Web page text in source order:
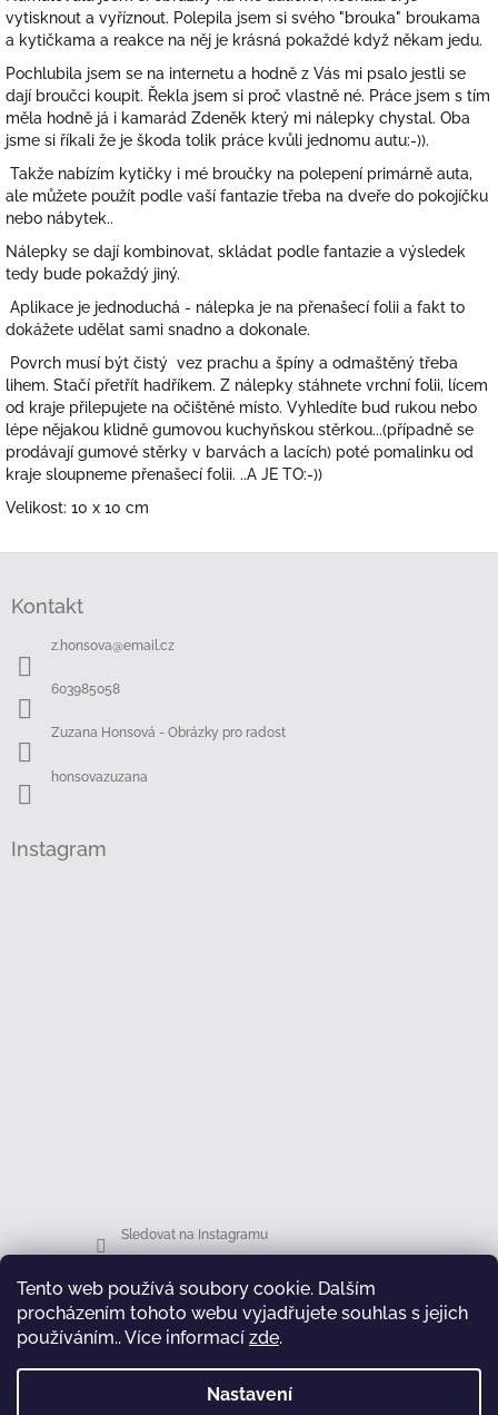
Tento web používá soubory cookie. Dalším
procházením tohoto webu vyjadřujete souhlas s jejich
používáním.. Více informací zde.
Nastavení
vytisknout a vyříznout. Polepila jsem si svého "brouka" broukama
a kytičkama a reakce na něj je krásná pokaždé když někam jedu.
Pochlubila jsem se na internetu a hodně z Vás mi psalo jestli se
dají broučci koupit. Řekla jsem si proč vlastně né. Práce jsem s tím
měla hodně já i kamarád Zdeněk který mi nálepky chystal. Oba
jsme si říkali že je škoda tolik práce kvůli jednomu autu:-)).
Takže nabízím kytičky i mé broučky na polepení primárně auta,
ale můžete použít podle vaší fantazie třeba na dveře do pokojíčku
nebo nábytek..
Nálepky se dají kombinovat, skládat podle fantazie a výsledek
tedy bude pokaždý jiný.
Aplikace je jednoduchá - nálepka je na přenašecí folii a fakt to
dokážete udělat sami snadno a dokonale.
Povrch musí být čistý vez prachu a špíny a odmaštěný třeba
lihem. Stačí přetřít hadříkem. Z nálepky stáhnete vrchní folii, lícem
od kraje přilepujete na očištěné místo. Vyhledíte bud rukou nebo
lépe nějakou klidně gumovou kuchyňskou stěrkou...(případně se
prodávají gumové stěrky v barvách a lacích) poté pomalinku od
kraje sloupneme přenašecí folii. ..A JE TO:-))
Velikost: 10 x 10 cm
Kontakt
z.honsova@email.cz
603985058
Zuzana Honsová - Obrázky pro radost
honsovazuzana
Instagram
Sledovat na Instagramu
Facebook
test